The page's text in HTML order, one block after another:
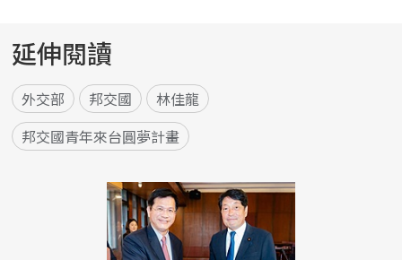
延伸閱讀
外交部 邦交國
林佳龍
邦交國青年來台圓夢計畫